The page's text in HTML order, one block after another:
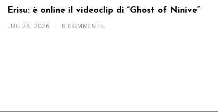
Erisu: è online il videoclip di “Ghost of Ninive”
LUG 28, 2026 0 COMMENTS